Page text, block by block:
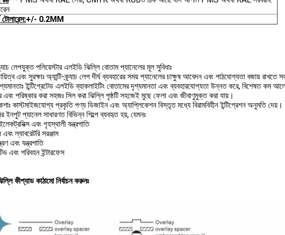
টোলারেন্স:+/- 0.2MM
লেপযুক্ত পলিয়েস্টার এলইডি ঝিল্লি বোতাম প্যানেলের মূল সুবিধাঃ
এবং সুরক্ষাঃ অ্যান্টি-ক্র্যাচ লেপ দীর্ঘ ব্যবহারের সময় প্যানেলের চাক্ষুষ আবেদন এবং পাঠযোগ্যতা বজায় রাখতে
ইন্টিগ্রেটেড এলইডি ব্যাকলাইটিং বোতামের দৃশ্যমানতা এবং ব্যবহারযোগ্যতা উন্নত করে, বিশেষত কম
এবং পরিষ্কার করা সহজঃ সিল করা ঝিল্লি পৃষ্ঠটি সহজেই মুছে ফেলা এবং জীবাণুমুক্ত করা যায়।
কাস্টমাইজযোগ্য প্রকৃতি পণ্য ডিজাইন এবং অ্যাপ্লিকেশন বিস্তৃত মধ্যে বিরামবিহীন ইন্টিগ্রেশন অনুমতি দেয়।
ইনপুট প্যানেল সাধারণত বিভিন্ন শিল্পে ব্যবহৃত হয়, যেমনঃ
এবং গৃহস্থালী যন্ত্রপাতি
ল্যাবরেটরি সরঞ্জাম
এবং যন্ত্রপাতি
এবং পরিবহন ইন্টারফেস
কীপ্যাড কাঠামো নির্বাচন করুনঃ